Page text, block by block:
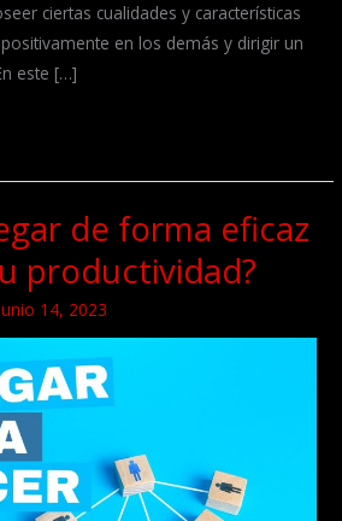
ciertas cualidades y características
en los demás y dirigir un
este […]
de forma eficaz
productividad?
14, 2023